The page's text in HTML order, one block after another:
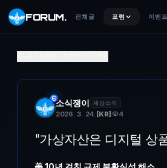
FORUM. 전체글 포럼 이벤트
美 10년 걸친 규제 불확실성 해소韓도
소식쟁이 세상소식
2026. 3. 24. [KR] 4
"가상자산은 디지털 상